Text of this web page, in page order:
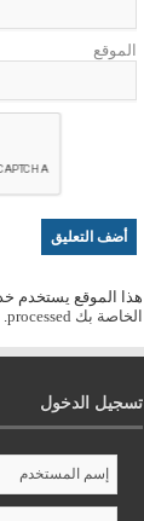
الموقع
هذا الموقع يستخدم
الخاصة بك processed
.
تسجيل الدخول